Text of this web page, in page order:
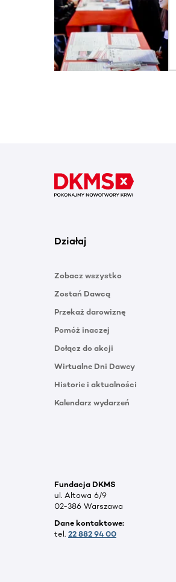
Działaj
Zobacz wszystko
Zostań Dawcą
Przekaż darowiznę
Pomóż inaczej
Dołącz do akcji
Wirtualne Dni Dawcy
Historie i aktualności
Kalendarz wydarzeń
Fundacja DKMS
ul. Altowa 6/9
02-386 Warszawa
Dane kontaktowe:
tel. 22 882 94 00